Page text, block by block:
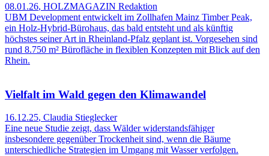
08.01.26, HOLZMAGAZIN Redaktion
UBM Development entwickelt im Zollhafen Mainz Timber Peak,
ein Holz‑Hybrid‑Bürohaus, das bald entsteht und als künftig
höchstes seiner Art in Rheinland‑Pfalz geplant ist. Vorgesehen sind
rund 8.750 m² Bürofläche in flexiblen Konzepten mit Blick auf den
Rhein.
Vielfalt im Wald gegen den Klimawandel
16.12.25, Claudia Stieglecker
Eine neue Studie zeigt, dass Wälder widerstandsfähiger
insbesondere gegenüber Trockenheit sind, wenn die Bäume
unterschiedliche Strategien im Umgang mit Wasser verfolgen.